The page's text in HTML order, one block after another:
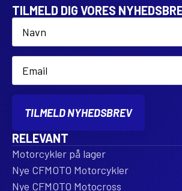
TILMELD DIG VORES
Name
Email
TILMELD NYHEDSBREV
RELEVANT
Motorcykler på lager
Nye CFMOTO Motorcykler
Nye CFMOTO Motocross